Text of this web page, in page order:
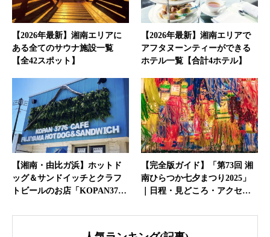
【2026年最新】湘南エリアに
ある全てのサウナ施設一覧
【全42スポット】
【2026年最新】湘南エリアで
アフタヌーンティーができる
ホテル一覧【合計4ホテル】
【湘南・由比ガ浜】ホットド
ッグ＆サンドイッチとクラフ
トビールのお店「KOPAN37…
【完全版ガイド】「第73回 湘
南ひらつか七夕まつり2025」
｜日程・見どころ・アクセ…